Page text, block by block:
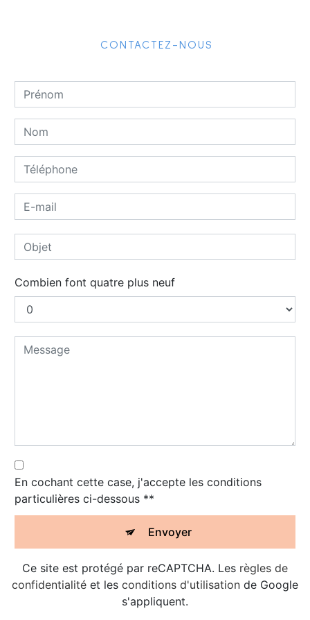
CONTACTEZ-NOUS
Combien font quatre plus neuf
En cochant cette case, j'accepte les conditions
particulières ci-dessous **
Envoyer
Ce site est protégé par reCAPTCHA. Les règles de
confidentialité et les conditions d'utilisation de Google
s'appliquent.